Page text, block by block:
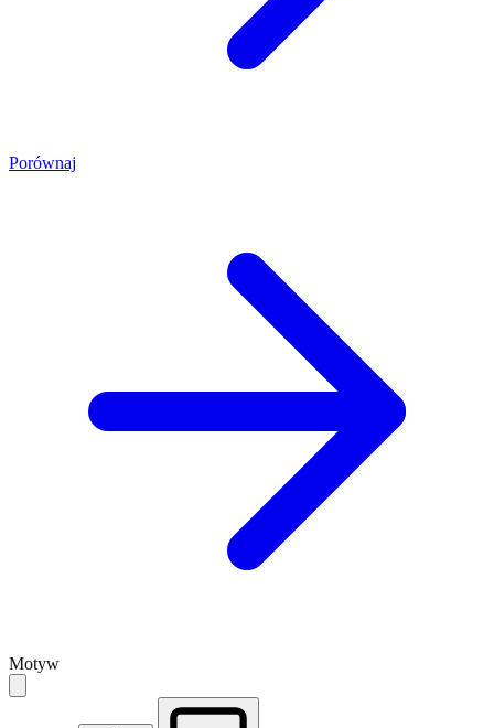
Porównaj
Motyw